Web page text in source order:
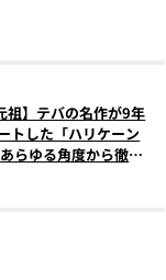
祖】テバの名作が9年
トした「ハリケーン
らゆる角度から徹底